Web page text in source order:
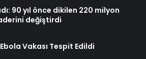
90 yıl önce dikilen 220 milyon
değiştirdi
Vakası Tespit Edildi